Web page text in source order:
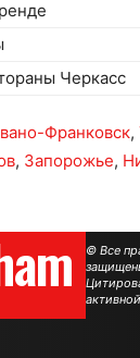
Черкасс
Франковск,
, Запорожье,
© Все